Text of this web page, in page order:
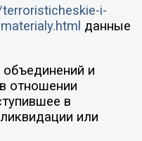
i-
данные
и
отношении
в
или